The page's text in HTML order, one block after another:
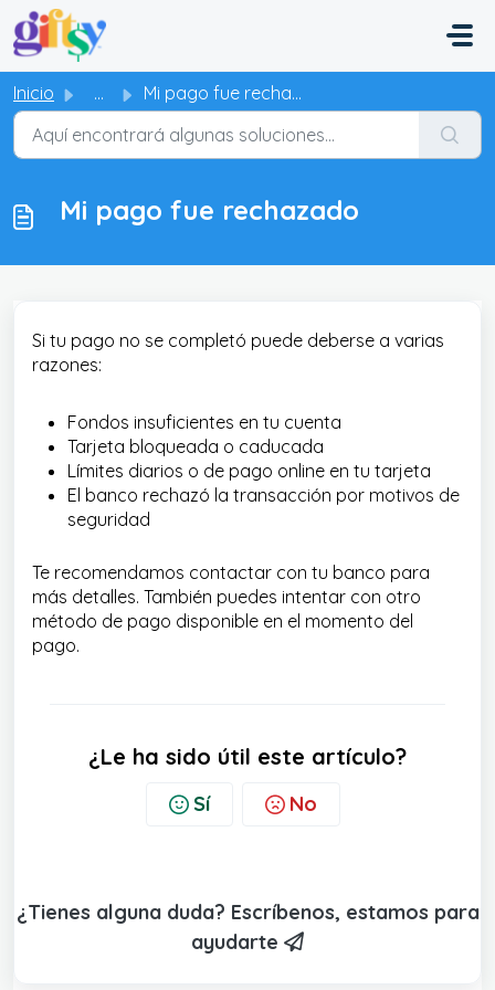
Saltar al contenido principal
Inicio ... Mi pago fue rechazado
Mi pago fue rechazado
Si tu pago no se completó puede deberse a varias
razones:
Fondos insuficientes en tu cuenta
Tarjeta bloqueada o caducada
Límites diarios o de pago online en tu tarjeta
El banco rechazó la transacción por motivos de
seguridad
Te recomendamos contactar con tu banco para
más detalles. También puedes intentar con otro
método de pago disponible en el momento del
pago.
¿Le ha sido útil este artículo?
No
Sí
¿Tienes alguna duda? Escríbenos, estamos para
ayudarte